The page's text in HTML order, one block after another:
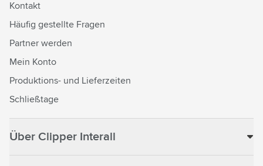
Kontakt
Häufig gestellte Fragen
Partner werden
Mein Konto
Produktions- und Lieferzeiten
Schließtage
Über Clipper Interall